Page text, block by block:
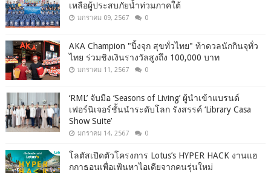
เหลือผู้ประสบภัยน้ำท่วมภาคใต้
มกราคม 09, 2567 0
AKA Champion "ปิ้งจุก สุขทั่วไทย" ท้าดวลนักกินจุทั่ว
ไทย ร่วมชิงเงินรางวัลสูงถึง 100,000 บาท
มกราคม 11, 2567 0
‘RML’ จับมือ ‘Seasons of Living’ ผู้นำเข้าแบรนด์
เฟอร์นิเจอร์ชั้นนำระดับโลก รังสรรค์ ‘Library Casa
Show Suite’
มกราคม 14, 2567 0
โลตัสเปิดตัวโครงการ Lotus’s HYPER HACK งานแฮ
กกาธอนเพื่อเฟ้นหาไอเดียจากคนรุ่นใหม่